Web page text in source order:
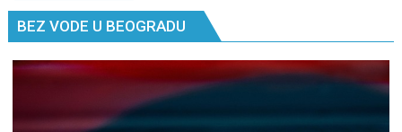
si,
BEZ VODE U BEOGRADU